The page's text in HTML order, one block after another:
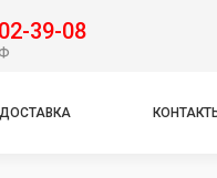
39-08
ДОСТАВКА